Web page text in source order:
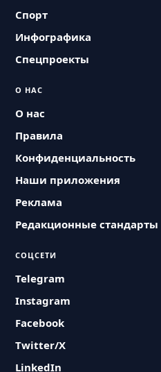
Спорт
Инфографика
Спецпроекты
О НАС
О нас
Правила
Конфиденциальность
Наши приложения
Реклама
Редакционные стандарты
СОЦСЕТИ
Telegram
Instagram
Facebook
Twitter/X
LinkedIn